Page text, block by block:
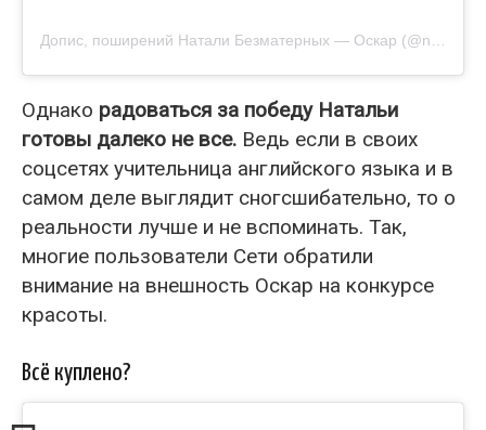
Однако радоваться за победу Натальи
готовы далеко не все. Ведь если в своих
соцсетях учительница английского языка и в
самом деле выглядит сногсшибательно, то о
реальности лучше и не вспоминать. Так,
многие пользователи Сети обратили
внимание на внешность Оскар на конкурсе
красоты.
Всё куплено?